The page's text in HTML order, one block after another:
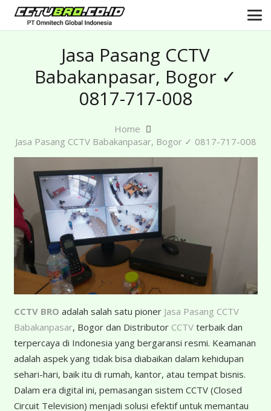
Jasa Pasang CCTV
Babakanpasar, Bogor ✓
0817-717-008
Home
Jasa Pasang CCTV Babakanpasar, Bogor ✓ 0817-717-008
CCTV BRO adalah salah satu pioner Jasa Pasang CCTV
Babakanpasar, Bogor dan Distributor CCTVterbaik dan
terpercaya di Indonesia yang bergaransi resmi. Keamanan
adalah aspek yang tidak bisa diabaikan dalam kehidupan
sehari-hari, baik itu di rumah, kantor, atau tempat bisnis.
Dalam era digital ini, pemasangan sistem CCTV (Closed
Circuit Television) menjadi solusi efektif untuk memantau